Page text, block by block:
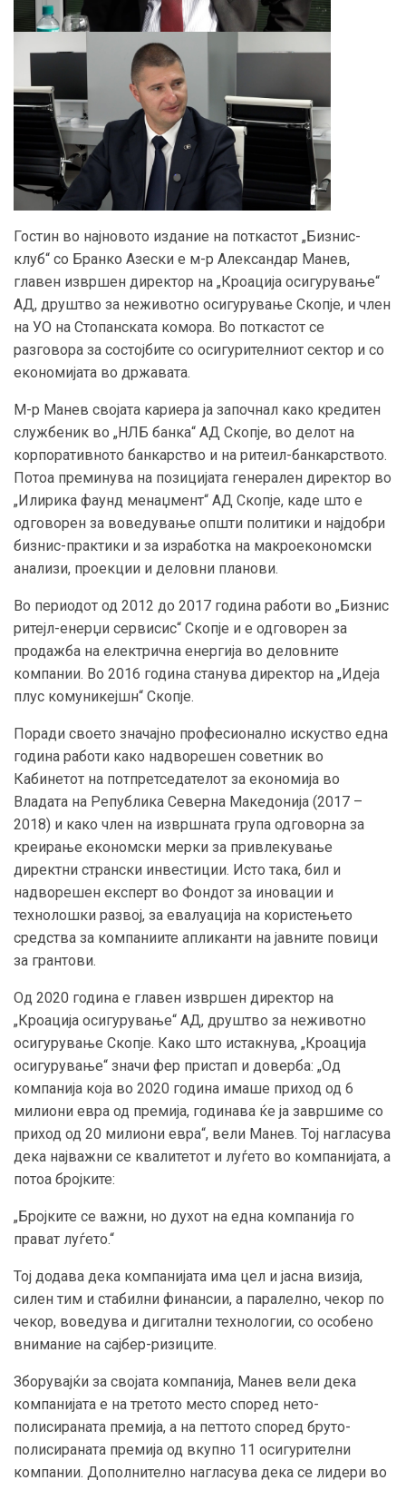
Гостин во најновото издание на поткастот „Бизнис-
клуб“ со Бранко Азески е м-р Александар Манев,
главен извршен директор на „Кроација осигурување“
АД, друштво за неживотно осигурување Скопје, и член
на УО на Стопанската комора. Во поткастот се
разговора за состојбите со осигурителниот сектор и со
економијата во државата.
М-р Mанев својата кариера ја започнал како кредитен
службеник во „НЛБ банка“ АД Скопје, во делот на
корпоративното банкарство и на ритеил-банкарството.
Потоа преминува на позицијата генерален директор во
„Илирика фаунд менаџмент“ АД Скопје, каде што е
одговорен за воведување општи политики и најдобри
бизнис-практики и за изработка на макроекономски
анализи, проекции и деловни планови.
Во периодот од 2012 до 2017 година работи во „Бизнис
ритејл-енерџи сервисис“ Скопје и е одговорен за
продажба на електрична енергија во деловните
компании. Во 2016 година станува директор на „Идеја
плус комуникејшн“ Скопје.
Поради своето значајно професионално искуство една
година работи како надворешен советник во
Кабинетот на потпретседателот за економија во
Владата на Република Северна Македонија (2017 –
2018) и како член на извршната група одговорна за
креирање економски мерки за привлекување
директни странски инвестиции. Исто така, бил и
надворешен експерт во Фондот за иновации и
технолошки развој, за евалуација на користењето
средства за компаниите апликанти на јавните повици
за грантови.
Од 2020 година е главен извршен директор на
„Кроација осигурување“ АД, друштво за неживотно
осигурување Скопје. Како што истакнува, „Кроација
осигурување“ значи фер пристап и доверба: „Од
компанија која во 2020 година имаше приход од 6
милиони евра од премија, годинава ќе ја завршиме со
приход од 20 милиони евра“, вели Манев. Тој нагласува
дека најважни се квалитетот и луѓето во компанијата, а
потоа бројките:
„Бројките се важни, но духот на една компанија го
прават луѓето.“
Тој додава дека компанијата има цел и јасна визија,
силен тим и стабилни финансии, а паралелно, чекор по
чекор, воведува и дигитални технологии, со особено
внимание на сајбер-ризиците.
Зборувајќи за својата компанија, Манев вели дека
компанијата е на третото место според нето-
полисираната премија, а на петтото според бруто-
полисираната премија од вкупно 11 осигурителни
компании. Дополнително нагласува дека се лидери во